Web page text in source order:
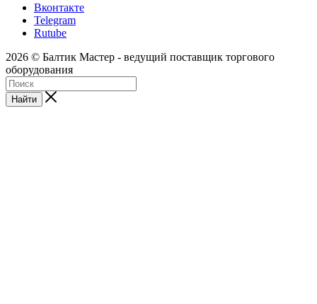
Вконтакте
Telegram
Rutube
2026 © Балтик Мастер - ведущий поставщик торгового
оборудования
Найти